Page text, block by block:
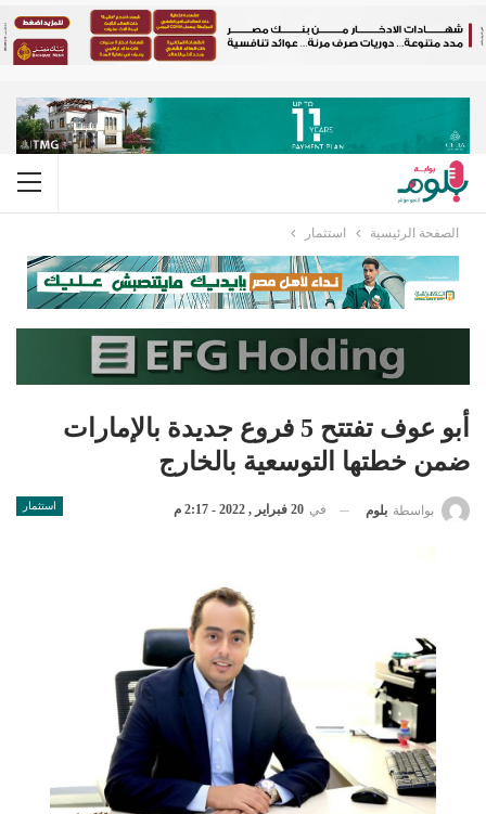
الصفحة الرئيسية استثمار
أبو عوف تفتتح 5 فروع جديدة بالإمارات
ضمن خطتها التوسعية بالخارج
استثمار بواسطة بلوم في 20 فبراير , 2022 - 2:17 م